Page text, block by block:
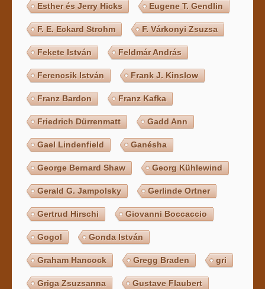
Esther és Jerry Hicks Eugene T. Gendlin
F. E. Eckard Strohm F. Várkonyi Zsuzsa
Fekete István Feldmár András
Ferencsik István Frank J. Kinslow
Franz Bardon Franz Kafka
Friedrich Dürrenmatt Gadd Ann
Gael Lindenfield Ganésha
George Bernard Shaw Georg Kühlewind
Gerald G. Jampolsky Gerlinde Ortner
Gertrud Hirschi Giovanni Boccaccio
Gogol Gonda István
Graham Hancock Gregg Braden gri
Griga Zsuzsanna Gustave Flaubert